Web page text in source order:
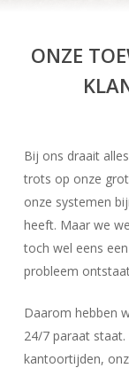
ONZE
Bij ons draait
trots op onze
onze systemen
heeft. Maar we
toch wel eens
probleem
Daarom hebben
24/7 paraat
kantoortijden,